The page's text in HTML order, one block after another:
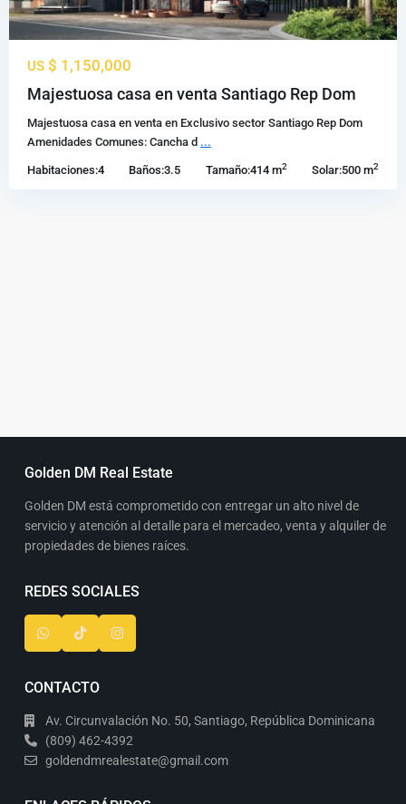
US $ 1,150,000
Majestuosa casa en venta Santiago Rep Dom
Majestuosa casa en venta en Exclusivo sector Santiago Rep Dom
Amenidades Comunes: Cancha d ...
Habitaciones:4 Baños:3.5 Tamaño:414 m2 Solar:500 m2
Golden DM Real Estate
Golden DM está comprometido con entregar un alto nivel de
servicio y atención al detalle para el mercadeo, venta y alquiler de
propiedades de bienes raíces.
REDES SOCIALES
CONTACTO
Av. Circunvalación No. 50, Santiago, República Dominicana
(809) 462-4392
goldendmrealestate@gmail.com